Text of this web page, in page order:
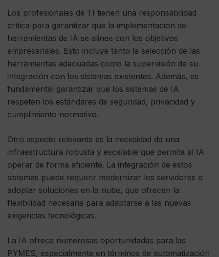
Los profesionales de TI tienen una responsabilidad
crítica para garantizar que la implementación de
herramientas de IA se alinee con los objetivos
empresariales. Esto incluye tanto la selección de las
herramientas adecuadas como la supervisión de su
integración con los sistemas existentes. Además, es
fundamental garantizar que los sistemas de IA
respeten los estándares de seguridad, privacidad y
cumplimiento normativo.
Otro aspecto relevante es la necesidad de una
infraestructura robusta y escalable que permita al IA
operar de forma eficiente. La integración de estos
sistemas puede requerir modernizar los servidores o
adoptar soluciones en la nube, que ofrecen la
flexibilidad necesaria para adaptarse a las nuevas
exigencias tecnológicas.
La IA ofrece numerosas oportunidades para las
PYMES, especialmente en términos de automatización